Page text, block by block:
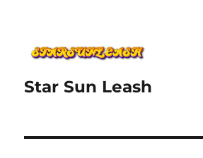
Star Sun Leash